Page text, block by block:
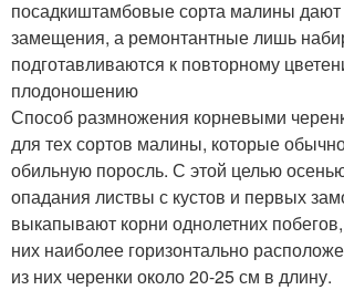
посадкиштамбовые сорта малины дают
замещения, а ремонтантные лишь
подготавливаются к повторному
плодоношению
Способ размножения корневыми
для тех сортов малины, которые
обильную поросль. С этой целью
опадания листвы с кустов и первых
выкапывают корни однолетних
них наиболее горизонтально
из них черенки около 20-25 см в длину.